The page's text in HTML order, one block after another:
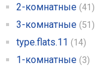
2-комнатные (41)
3-комнатные (51)
type.flats.11 (14)
1-комнатные (3)